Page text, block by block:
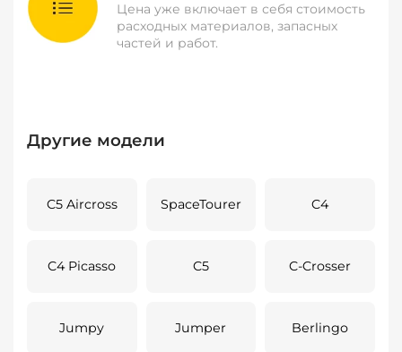
Цена уже включает в себя стоимость
расходных материалов, запасных
частей и работ.
Другие модели
C5 Aircross SpaceTourer C4
C4 Picasso C5 C-Crosser
Jumpy Jumper Berlingo